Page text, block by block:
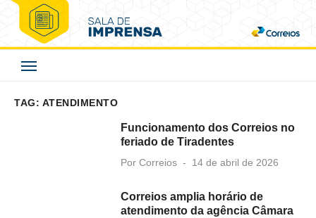
Skip
content
Correios - Sala de
TAG: ATENDIMENTO
Funcionamento dos Correios no
feriado de Tiradentes
Por Correios
Posted
14 de abril de 2026
Correios amplia horário de
atendimento da agência Câmara